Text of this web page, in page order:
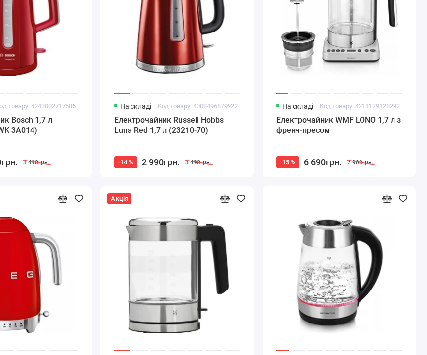
товару: 4243002717586
Bosch 1,7 л
3A014)
3 490грн.
На складі Код товару: 4008496879922
Електрочайник Russell Hobbs
Luna Red 1,7 л (23210-70)
-14 % 2 990грн. 3 490грн.
На складі Код товару: 4211129128292
Електрочайник WMF LONO 1,7 л з
френч-пресом
-15 % 6 690грн. 7 900грн.
Акція